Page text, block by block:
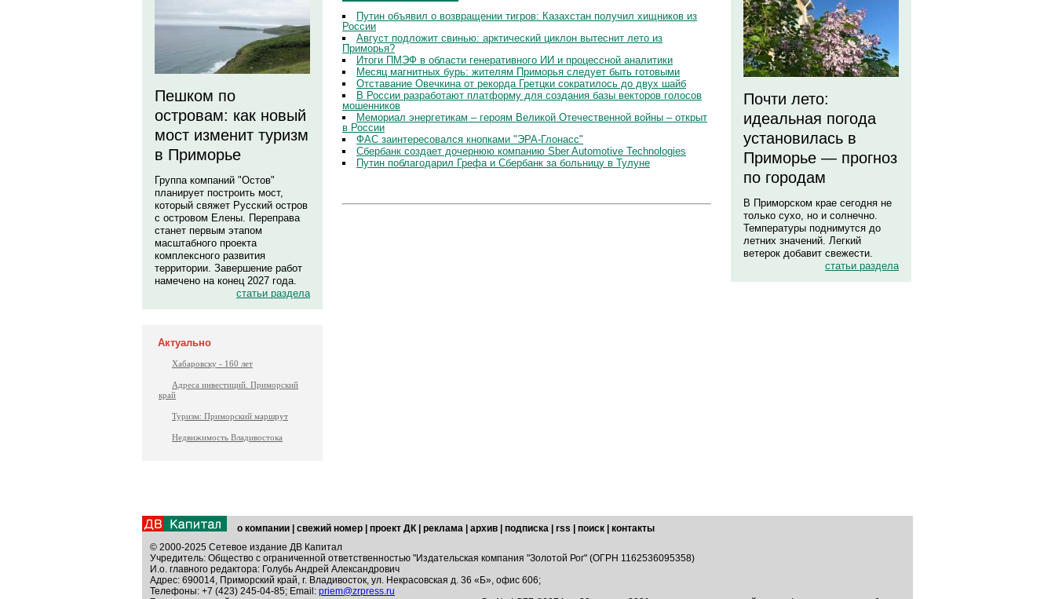
Пешком по
островам: как новый
мост изменит туризм
в Приморье
Группа компаний "Остов"
планирует построить мост,
который свяжет Русский остров
с островом Елены. Переправа
станет первым этапом
масштабного проекта
комплексного развития
территории. Завершение работ
намечено на конец 2027 года.
статьи раздела
Актуально
Хабаровску - 160 лет
Адреса инвестиций. Приморский
край
Туризм: Приморский маршрут
Недвижимость Владивостока
Путин объявил о возвращении тигров: Казахстан получил хищников из
России
Август подложит свинью: арктический циклон вытеснит лето из
Приморья?
Итоги ПМЭФ в области генеративного ИИ и процессной аналитики
Месяц магнитных бурь: жителям Приморья следует быть готовыми
Отставание Овечкина от рекорда Гретцки сократилось до двух шайб
В России разработают платформу для создания базы векторов голосов
мошенников
Мемориал энергетикам – героям Великой Отечественной войны – открыт
в России
ФАС заинтересовался кнопками "ЭРА-Глонасс"
Сбербанк создает дочернюю компанию Sber Automotive Technologies
Путин поблагодарил Грефа и Сбербанк за больницу в Тулуне
Почти лето:
идеальная погода
установилась в
Приморье — прогноз
по городам
В Приморском крае сегодня не
только сухо, но и солнечно.
Температуры поднимутся до
летних значений. Легкий
ветерок добавит свежести.
статьи раздела
о компании свежий номер проект ДК реклама архив подписка rss поиск
контакты
© 2000-2025 Сетевое издание ДВ Капитал
Учредитель: Общество с ограниченной ответственностью "Издательская компания "Золотой Рог" (ОГРН 1162536095358)
И.о. главного редактора: Голубь Андрей Александрович
Адрес: 690014, Приморский край, г. Владивосток, ул. Некрасовская д. 36 «Б», офис 606;
Телефоны: +7 (423) 245-04-85; Email: priem@zrpress.ru